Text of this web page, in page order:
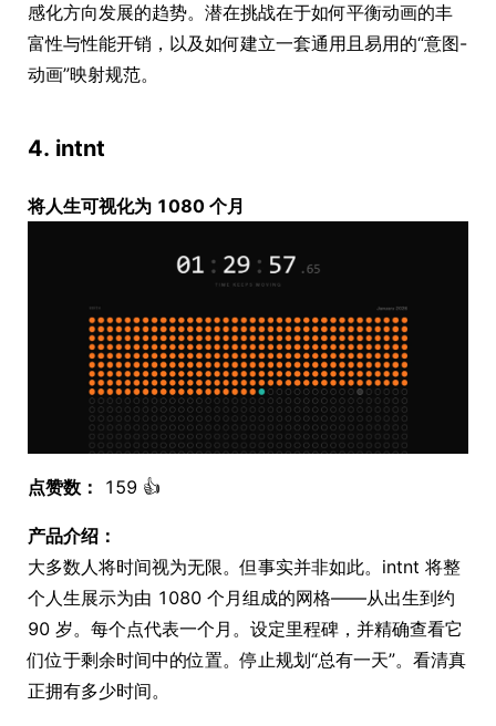
感化方向发展的趋势。潜在挑战在于如何平衡动画的丰
富性与性能开销，以及如何建立一套通用且易用的“意图-
动画”映射规范。
4. intnt
将人生可视化为 1080 个月
点赞数： 159 👍
产品介绍：
大多数人将时间视为无限。但事实并非如此。intnt 将整
个人生展示为由 1080 个月组成的网格——从出生到约
90 岁。每个点代表一个月。设定里程碑，并精确查看它
们位于剩余时间中的位置。停止规划“总有一天”。看清真
正拥有多少时间。